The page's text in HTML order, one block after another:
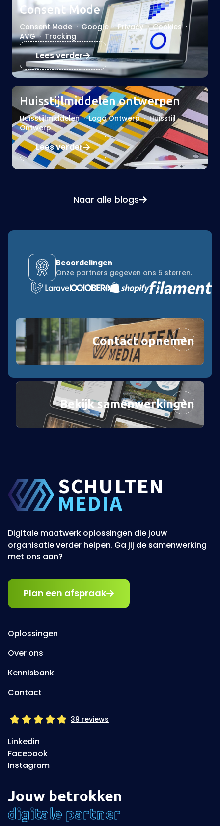
Consent Mode
Consent Mode · Google · Privacy · Cookies ·
AVG · Tracking
Lees verder
Huisstijlmiddelen ontwerpen
Huisstijlmiddelen · Logo Ontwerp · Huisstijl
Ontwerp
Lees verder
Naar alle blogs
Beoordelingen
Onze partners gegeven ons 5 sterren.
Contact opnemen
Bekijk samenwerkingen
SCHULTEN
MEDIA
Digitale maatwerk oplossingen die jouw
organisatie verder helpen. Ga jij de samenwerking
met ons aan?
Plan een afspraak
Oplossingen
Over ons
Kennisbank
Contact
39 reviews
Linkedin
Facebook
Instagram
Jouw betrokken
digitale partner